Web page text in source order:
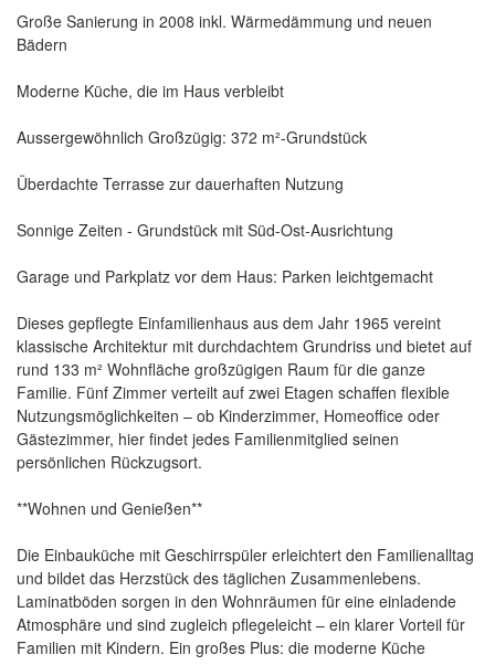
Große Sanierung in 2008 inkl. Wärmedämmung und neuen
Bädern
Moderne Küche, die im Haus verbleibt
Aussergewöhnlich Großzügig: 372 m²-Grundstück
Überdachte Terrasse zur dauerhaften Nutzung
Sonnige Zeiten - Grundstück mit Süd-Ost-Ausrichtung
Garage und Parkplatz vor dem Haus: Parken leichtgemacht
Dieses gepflegte Einfamilienhaus aus dem Jahr 1965 vereint
klassische Architektur mit durchdachtem Grundriss und bietet auf
rund 133 m² Wohnfläche großzügigen Raum für die ganze
Familie. Fünf Zimmer verteilt auf zwei Etagen schaffen flexible
Nutzungsmöglichkeiten – ob Kinderzimmer, Homeoffice oder
Gästezimmer, hier findet jedes Familienmitglied seinen
persönlichen Rückzugsort.
**Wohnen und Genießen**
Die Einbauküche mit Geschirrspüler erleichtert den Familienalltag
und bildet das Herzstück des täglichen Zusammenlebens.
Laminatböden sorgen in den Wohnräumen für eine einladende
Atmosphäre und sind zugleich pflegeleicht – ein klarer Vorteil für
Familien mit Kindern. Ein großes Plus: die moderne Küche